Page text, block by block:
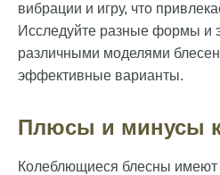
вибрации и игру, что
Исследуйте разные формы и
различными моделями
эффективные варианты.
Плюсы и минусы
Колеблющиеся блесны